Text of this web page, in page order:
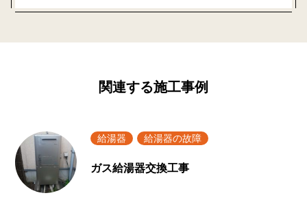
関連する施工事例
給湯器 給湯器の故障
ガス給湯器交換工事